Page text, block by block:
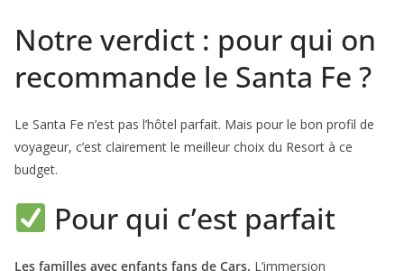
Notre verdict : pour qui on
recommande le Santa Fe ?
Le Santa Fe n’est pas l’hôtel parfait. Mais pour le bon profil de
voyageur, c’est clairement le meilleur choix du Resort à ce
budget.
Pour qui c’est parfait
Les familles avec enfants fans de Cars. L’immersion